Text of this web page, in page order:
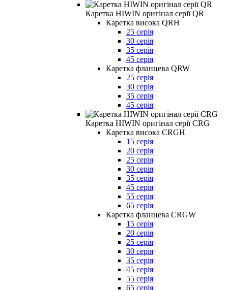
Каретка HIWIN оригінал серії QR
Каретка висока QRH
25 серія
30 серія
35 серія
45 серія
Каретка фланцева QRW
25 серія
30 серія
35 серія
45 серія
Каретка HIWIN оригінал серії CRG
Каретка висока CRGH
15 серія
20 серія
25 серія
30 серія
35 серія
45 серія
55 серія
65 серія
Каретка фланцева CRGW
15 серія
20 серія
25 серія
30 серія
35 серія
45 серія
55 серія
65 серія